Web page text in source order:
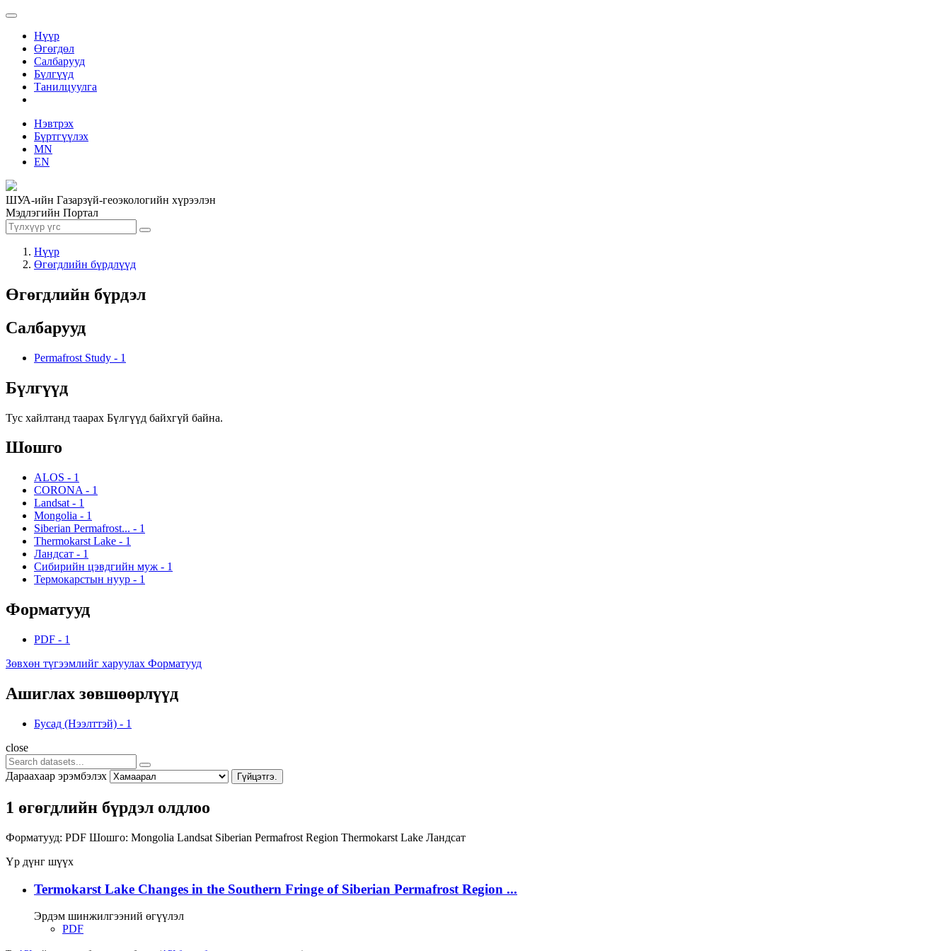
Нүүр
Өгөгдөл
Салбарууд
Бүлгүүд
Танилцуулга
Нэвтрэх
Бүртгүүлэх
MN
EN
ШУА-ийн Газарзүй-геоэкологийн хүрээлэн
Мэдлэгийн Портал
Нүүр
Өгөгдлийн бүрдлүүд
Өгөгдлийн бүрдэл
Салбарууд
Permafrost Study - 1
Бүлгүүд
Тус хайлтанд таарах Бүлгүүд байхгүй байна.
Шошго
ALOS - 1
CORONA - 1
Landsat - 1
Mongolia - 1
Siberian Permafrost... - 1
Thermokarst Lake - 1
Ландсат - 1
Сибирийн цэвдгийн муж - 1
Термокарстын нуур - 1
Форматууд
PDF - 1
Зөвхөн түгээмлийг харуулах Форматууд
Ашиглах зөвшөөрлүүд
Бусад (Нээлттэй) - 1
close
Дараахаар эрэмбэлэх Гүйцэтгэ.
1 өгөгдлийн бүрдэл олдлоо
Форматууд: PDF Шошго: Mongolia Landsat Siberian Permafrost Region Thermokarst Lake Ландсат
Үр дүнг шүүх
Termokarst Lake Changes in the Southern Fringe of Siberian Permafrost Region ...
Эрдэм шинжилгээний өгүүлэл
PDF